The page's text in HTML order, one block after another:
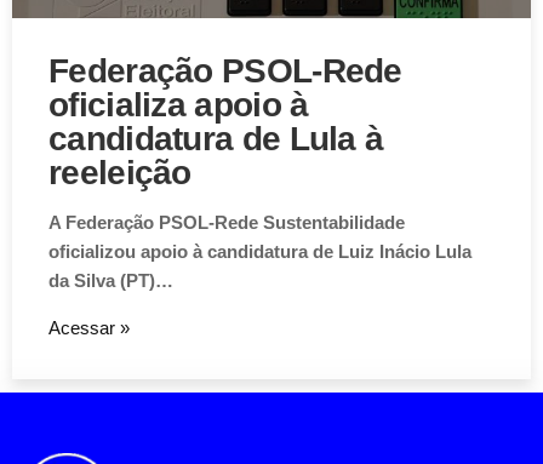
Federação PSOL-Rede
oficializa apoio à
candidatura de Lula à
reeleição
A Federação PSOL-Rede Sustentabilidade
oficializou apoio à candidatura de Luiz Inácio Lula
da Silva (PT)…
Acessar »